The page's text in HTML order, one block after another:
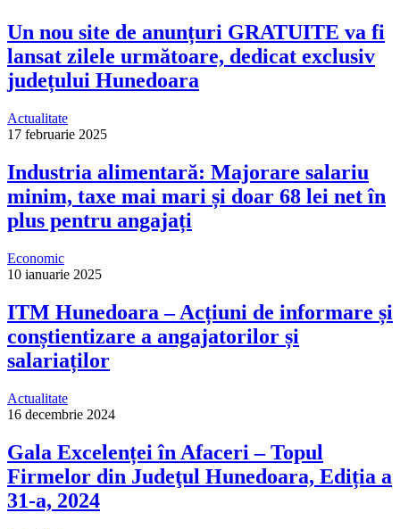
Un nou site de anunțuri GRATUITE va fi
lansat zilele următoare, dedicat exclusiv
județului Hunedoara
Actualitate
17 februarie 2025
Industria alimentară: Majorare salariu
minim, taxe mai mari și doar 68 lei net în
plus pentru angajați
Economic
10 ianuarie 2025
ITM Hunedoara – Acțiuni de informare și
conștientizare a angajatorilor și
salariaților
Actualitate
16 decembrie 2024
Gala Excelenței în Afaceri – Topul
Firmelor din Judeţul Hunedoara, Ediția a
31-a, 2024